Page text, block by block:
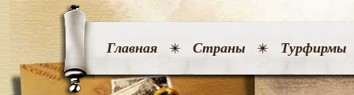
Главная Страны Турфирмы